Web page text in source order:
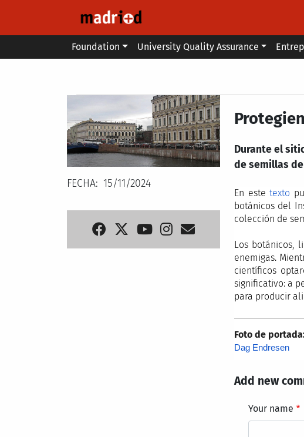
Main menu
Foundation University Quality Assurance
FECHA 15/11/2024
Durante el
de semillas
En este texto
botánicos del
colección de
Los botánicos,
enemigas.
científicos
significativo: a
para producir
Foto de
Dag Endresen
Add new
Your name